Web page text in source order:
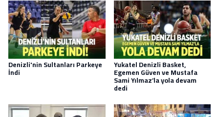
Denizli'nin Sultanları Parkeye
İndi
Yukatel Denizli Basket,
Egemen Güven ve Mustafa
Sami Yılmaz’la yola devam
dedi